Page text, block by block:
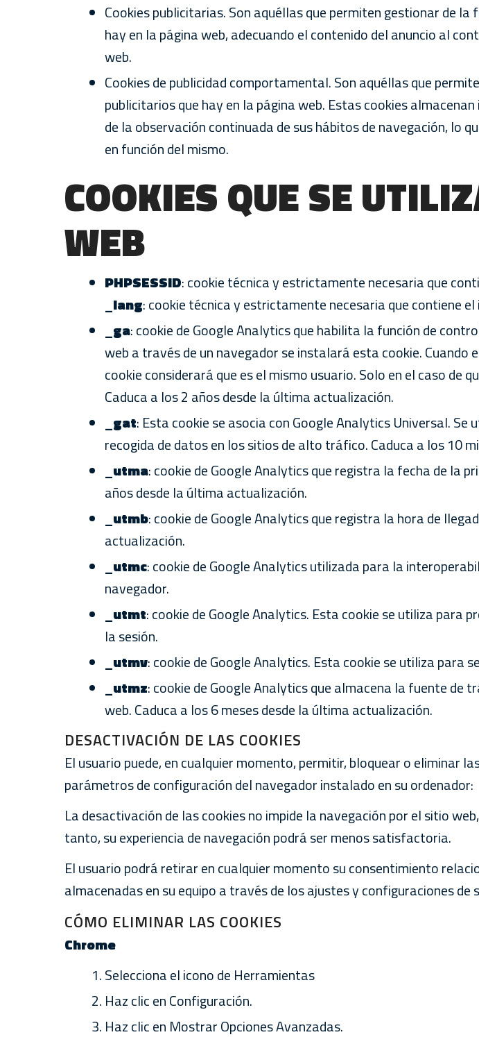
Cookies publicitarias. Son aquéllas que permiten gestionar de
hay en la página web, adecuando el contenido del anuncio al
web.
Cookies de publicidad comportamental. Son aquéllas que
publicitarios que hay en la página web. Estas cookies
de la observación continuada de sus hábitos de navegación, lo
en función del mismo.
COOKIES QUE SE
WEB
PHPSESSID: cookie técnica y estrictamente necesaria que
_lang: cookie técnica y estrictamente necesaria que contiene
_ga: cookie de Google Analytics que habilita la función de
web a través de un navegador se instalará esta cookie.
cookie considerará que es el mismo usuario. Solo en el caso de
Caduca a los 2 años desde la última actualización.
_gat: Esta cookie se asocia con Google Analytics Universal.
recogida de datos en los sitios de alto tráfico. Caduca a los 10
_utma: cookie de Google Analytics que registra la fecha de la
años desde la última actualización.
_utmb: cookie de Google Analytics que registra la hora de
actualización.
_utmc: cookie de Google Analytics utilizada para la
navegador.
_utmt: cookie de Google Analytics. Esta cookie se utiliza para
la sesión.
_utmv: cookie de Google Analytics. Esta cookie se utiliza para
_utmz: cookie de Google Analytics que almacena la fuente de
web. Caduca a los 6 meses desde la última actualización.
DESACTIVACIÓN DE LAS COOKIES
El usuario puede, en cualquier momento, permitir, bloquear o eliminar
parámetros de configuración del navegador instalado en su ordenador:
La desactivación de las cookies no impide la navegación por el sitio
tanto, su experiencia de navegación podrá ser menos satisfactoria.
El usuario podrá retirar en cualquier momento su consentimiento
almacenadas en su equipo a través de los ajustes y configuraciones
CÓMO ELIMINAR LAS COOKIES
Chrome
Selecciona el icono de Herramientas
Haz clic en Configuración.
Haz clic en Mostrar Opciones Avanzadas.